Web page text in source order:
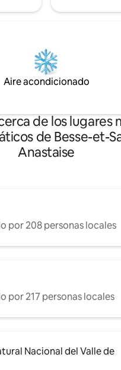
Aire acondicionado
de los lugares
de Besse-et-
Anastaise
por 208 personas locales
por 217 personas locales
Nacional del Valle de